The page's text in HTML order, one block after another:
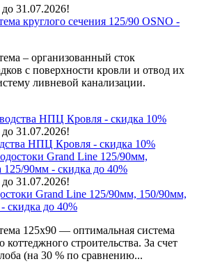
31.07.2026!
круглого сечения 125/90 OSNO -
– организованный сток
с поверхности кровли и отвод их
ливневой канализации.
31.07.2026!
НПЦ Кровля - скидка 10%
31.07.2026!
Grand Line 125/90мм, 150/90мм,
скидка до 40%
125х90 — оптимальная система
коттеджного строительства. За счет
(на 30 % по сравнению...